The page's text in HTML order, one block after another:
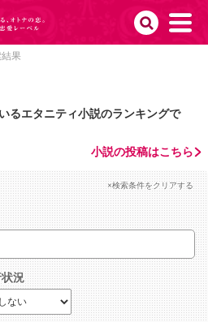
果
るエタニティ小説のランキングで
小説の投稿はこちら
×検索条件をクリアする
況